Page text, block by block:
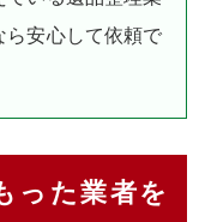
ら安心して依頼で
った業者を